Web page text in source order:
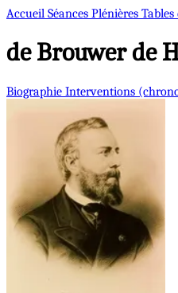
Accueil Séances Plénières Tables
de Brouwer de
Biographie Interventions